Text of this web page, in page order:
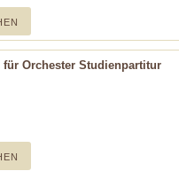
Orchester Studienpartitur